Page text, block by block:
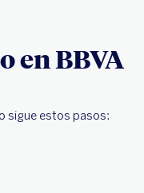
en BBVA
sigue estos pasos: